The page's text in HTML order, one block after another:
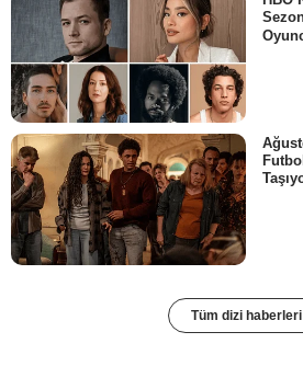
Tüm dizi haberleri